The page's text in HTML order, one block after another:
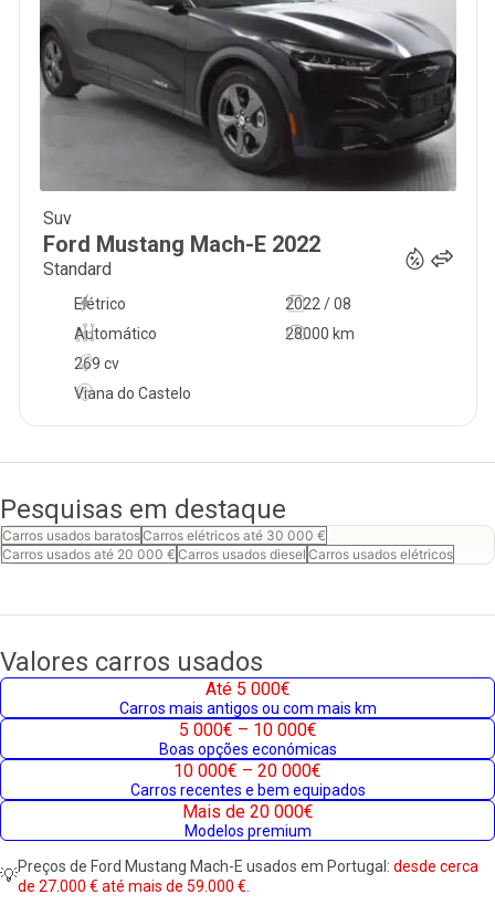
Suv
Ford Mustang Mach-E 2022
Standard
2022 / 08
Automático
28000 km
269 cv
Elétrico
Viana do Castelo
Pesquisas em destaque
Carros usados baratosCarros elétricos até 30 000 €
Carros usados até 20 000 € Carros usados diesel Carros usados elétricos
Valores carros usados
Até 5 000€
Carros mais antigos ou com mais km
5 000€ – 10 000€
Boas opções económicas
10 000€ – 20 000€
Carros recentes e bem equipados
Mais de 20 000€
Modelos premium
💡Preços de Ford Mustang Mach-E usados em Portugal: desde cerca
de 27.000 € até mais de 59.000 €.